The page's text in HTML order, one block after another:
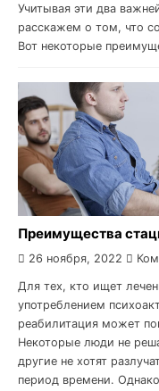
Учитывая эти два
расскажем о том, что
Вот некоторые
Преимущества
26 ноября, 2022
Для тех, кто ищет
употреблением
реабилитация может
Некоторые люди не
другие не хотят
период времени.